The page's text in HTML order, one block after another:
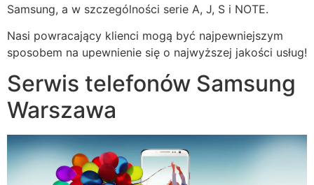
Samsung, a w szczególności serie A, J, S i NOTE.
Nasi powracający klienci mogą być najpewniejszym
sposobem na upewnienie się o najwyższej jakości usług!
Serwis telefonów Samsung
Warszawa